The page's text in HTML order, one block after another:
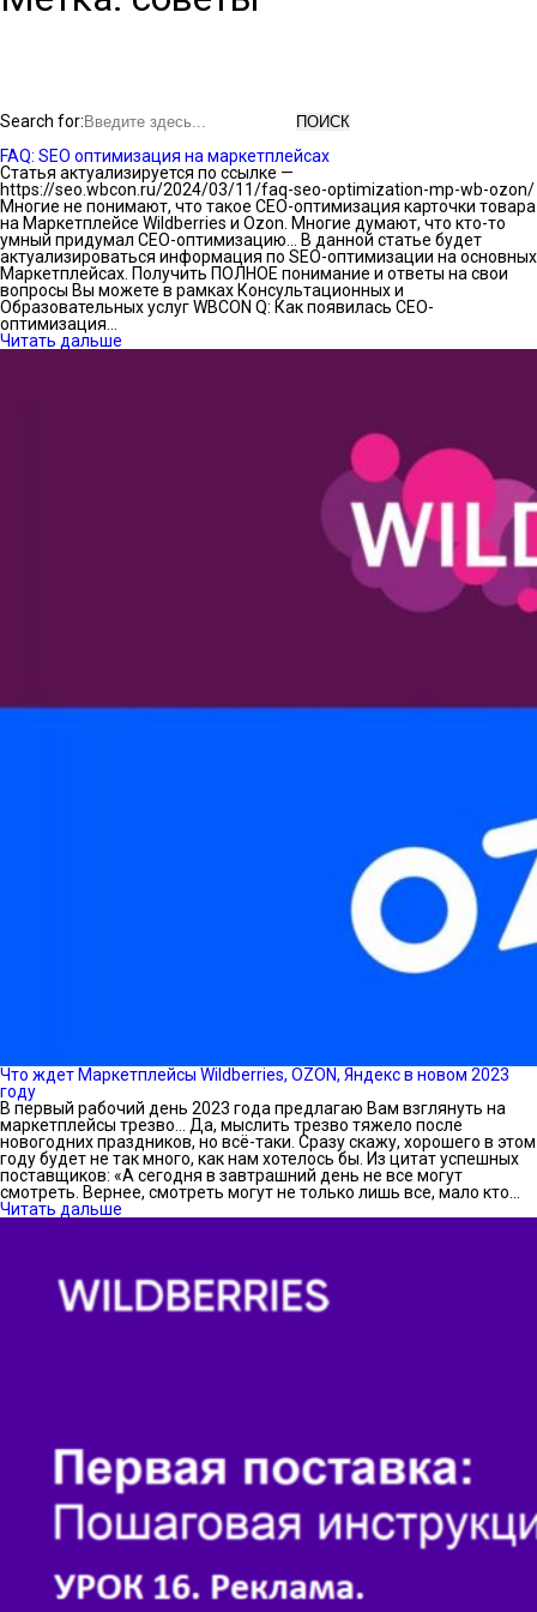
Search for:
FAQ: SEO оптимизация на маркетплейсах
Статья актуализируется по ссылке —
https://seo.wbcon.ru/2024/03/11/faq-seo-optimization-mp-wb-ozon/
Многие не понимают, что такое СЕО-оптимизация карточки товара
на Маркетплейсе Wildberries и Ozon. Многие думают, что кто-то
умный придумал СЕО-оптимизацию… В данной статье будет
актуализироваться информация по SEO-оптимизации на основных
Маркетплейсах. Получить ПОЛНОЕ понимание и ответы на свои
вопросы Вы можете в рамках Консультационных и
Образовательных услуг WBCON Q: Как появилась СЕО-
оптимизация…
Читать дальше
Что ждет Маркетплейсы Wildberries, OZON, Яндекс в новом 2023
году
В первый рабочий день 2023 года предлагаю Вам взглянуть на
маркетплейсы трезво… Да, мыслить трезво тяжело после
новогодних праздников, но всё-таки. Сразу скажу, хорошего в этом
году будет не так много, как нам хотелось бы. Из цитат успешных
поставщиков: «А сегодня в завтрашний день не все могут
смотреть. Вернее, смотреть могут не только лишь все, мало кто…
Читать дальше